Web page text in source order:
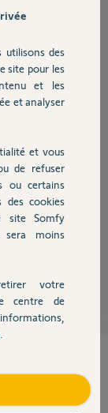
Il transforme le
sec type
utilisons des
site pour les
et les
et analyser
et vous
de refuser
ou certains
des cookies
site Somfy
sera moins
votre
centre de